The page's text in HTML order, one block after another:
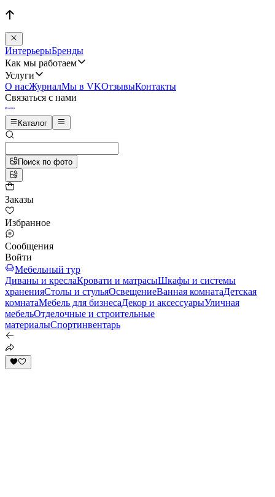
ИнтерьерыБренды
Как мы работаем
Услуги
О насЖурналМы в VKОтзывыКонтакты
Связаться с нами
Каталог
Поиск по фото
Заказы
Избранное
Сообщения
Войти
Мебельный тур
Диваны и креслаКровати и матрасыШкафы и системы
храненияСтолы и стульяОсвещениеВанная комнатаДетская
комнатаМебель для бизнесаДекор и аксессуарыУличная
мебельОтделочные и строительные
материалыСпортинвентарь